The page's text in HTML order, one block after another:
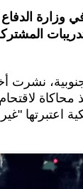
وزارة الدفاع
جنوبية، نشرت
محاكاة
اعتبرتها